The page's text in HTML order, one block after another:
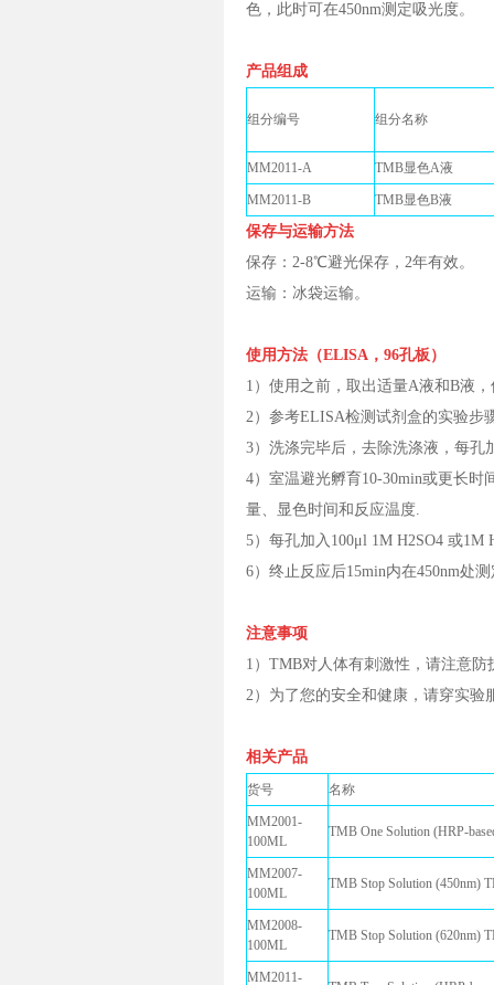
色，此时可在450nm测定吸光度。
产品组成
组分编号 组分名称
MM2011-A TMB显色A液
MM2011-B TMB显色B液
保存与运输方法
保存：2-8℃避光保存，2年有效。
运输：冰袋运输。
使用方法（ELISA，96孔板）
1）使用之前，取出适量A液和B液
2）参考ELISA检测试剂盒的实验步
3）洗涤完毕后，去除洗涤液，每孔
4）室温避光孵育10-30min或更长
量、显色时间和反应温度.
5）每孔加入100μl 1M H2SO4 或
6）终止反应后15min内在450nm处
注意事项
1）TMB对人体有刺激性，请注意防
2）为了您的安全和健康，请穿实验
相关产品
货号 名称
MM2001-
100ML
TMB One Solution (HRP-
MM2007-
100ML
TMB Stop Solution (450nm)
MM2008-
100ML
TMB Stop Solution (620nm)
MM2011-